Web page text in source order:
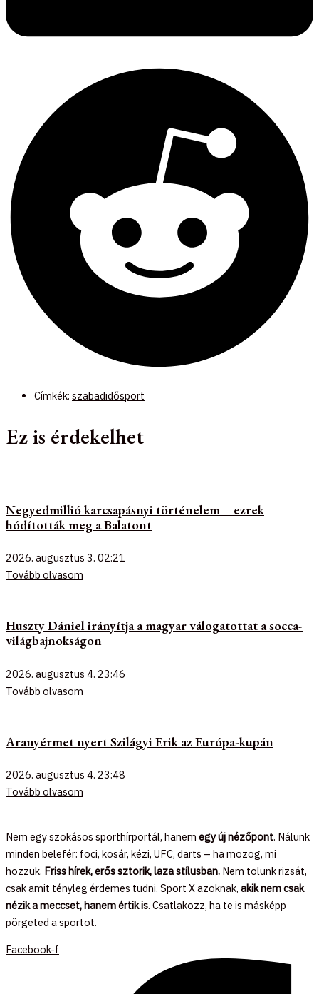
Címkék: szabadidősport
Ez is érdekelhet
Negyedmillió karcsapásnyi történelem – ezrek
hódították meg a Balatont
2026. augusztus 3. 02:21
Tovább olvasom
Huszty Dániel irányítja a magyar válogatottat a socca-
világbajnokságon
2026. augusztus 4. 23:46
Tovább olvasom
Aranyérmet nyert Szilágyi Erik az Európa-kupán
2026. augusztus 4. 23:48
Tovább olvasom
Nem egy szokásos sporthírportál, hanem egy új nézőpont. Nálunk
minden belefér: foci, kosár, kézi, UFC, darts – ha mozog, mi
hozzuk. Friss hírek, erős sztorik, laza stílusban. Nem tolunk rizsát,
csak amit tényleg érdemes tudni. Sport X azoknak, akik nem csak
nézik a meccset, hanem értik is. Csatlakozz, ha te is másképp
pörgeted a sportot.
Facebook-f